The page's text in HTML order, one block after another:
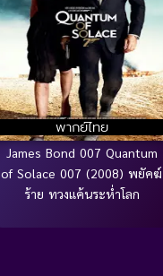
พากย์ไทย
James Bond 007 Quantum
of Solace 007 (2008) พยัคฆ์
ร้าย ทวงแค้นระห่ำโลก